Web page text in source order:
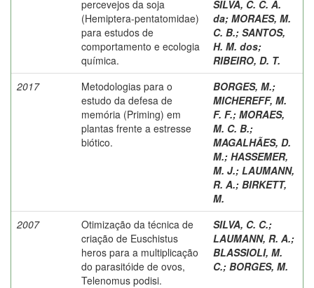
percevejos da soja
(Hemiptera-pentatomidae)
para estudos de
comportamento e ecologia
química.
SILVA, C. C. A.
da; MORAES, M.
C. B.; SANTOS,
H. M. dos;
RIBEIRO, D. T.
2017
Metodologias para o
estudo da defesa de
memória (Priming) em
plantas frente a estresse
biótico.
BORGES, M.;
MICHEREFF, M.
F. F.; MORAES,
M. C. B.;
MAGALHÃES, D.
M.; HASSEMER,
M. J.; LAUMANN,
R. A.; BIRKETT,
M.
2007
Otimização da técnica de
criação de Euschistus
heros para a multiplicação
do parasitóide de ovos,
Telenomus podisi.
SILVA, C. C.;
LAUMANN, R. A.;
BLASSIOLI, M.
C.; BORGES, M.